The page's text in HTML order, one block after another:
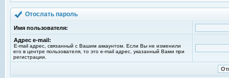
Отослать пароль
Имя пользователя:
Адрес e-mail:
E-mail адрес, связанный с Вашим аккаунтом. Если Вы не изменили
его в центре пользователя, то это e-mail адрес, указанный Вами при
регистрации.